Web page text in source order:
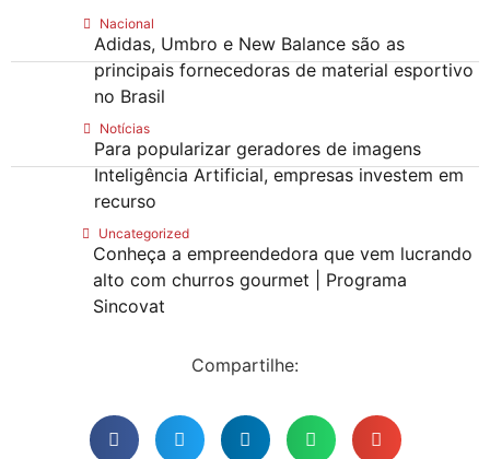
Nacional
Adidas, Umbro e New Balance são as
principais fornecedoras de material esportivo
no Brasil
Notícias
Para popularizar geradores de imagens
Inteligência Artificial, empresas investem em
recurso
Uncategorized
Conheça a empreendedora que vem lucrando
alto com churros gourmet | Programa
Sincovat
Compartilhe: